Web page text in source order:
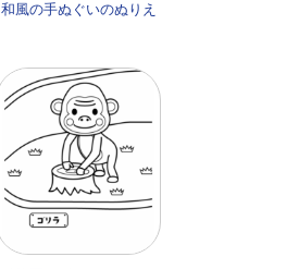
和風の手ぬぐいのぬりえ